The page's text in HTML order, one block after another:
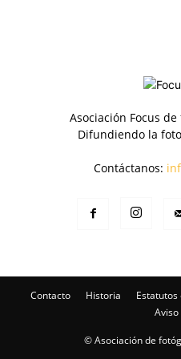
Asociación Focus
Difundiendo la
Contáctanos:
Contacto Historia Estatutos
Aviso
© Asociación de